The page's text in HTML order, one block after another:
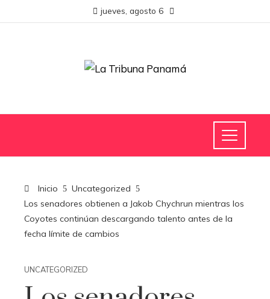
jueves, agosto 6
Inicio
Uncategorized
Los senadores obtienen a Jakob Chychrun mientras los
Coyotes continúan descargando talento antes de la
fecha límite de cambios
UNCATEGORIZED